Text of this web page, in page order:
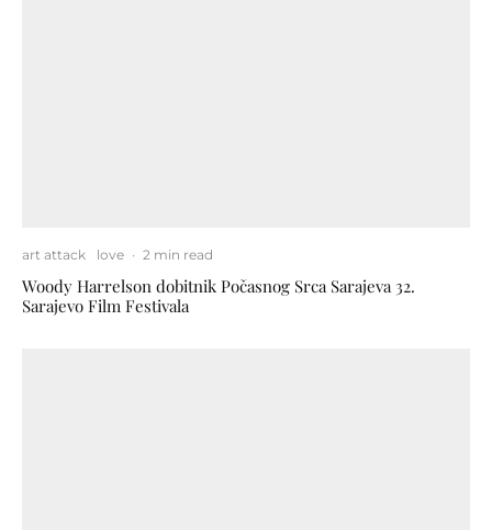
art attack love · 2 min read
Woody Harrelson dobitnik Počasnog Srca Sarajeva 32.
Sarajevo Film Festivala